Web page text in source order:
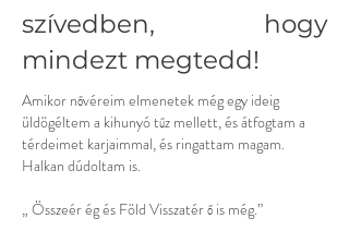
szívedben, hogy
mindezt megtedd!
Amikor nővéreim elmenetek még egy ideig
üldögéltem a kihunyó tűz mellett, és átfogtam a
térdeimet karjaimmal, és ringattam magam.
Halkan dúdoltam is.
„ Összeér ég és Föld Visszatér ő is még.”